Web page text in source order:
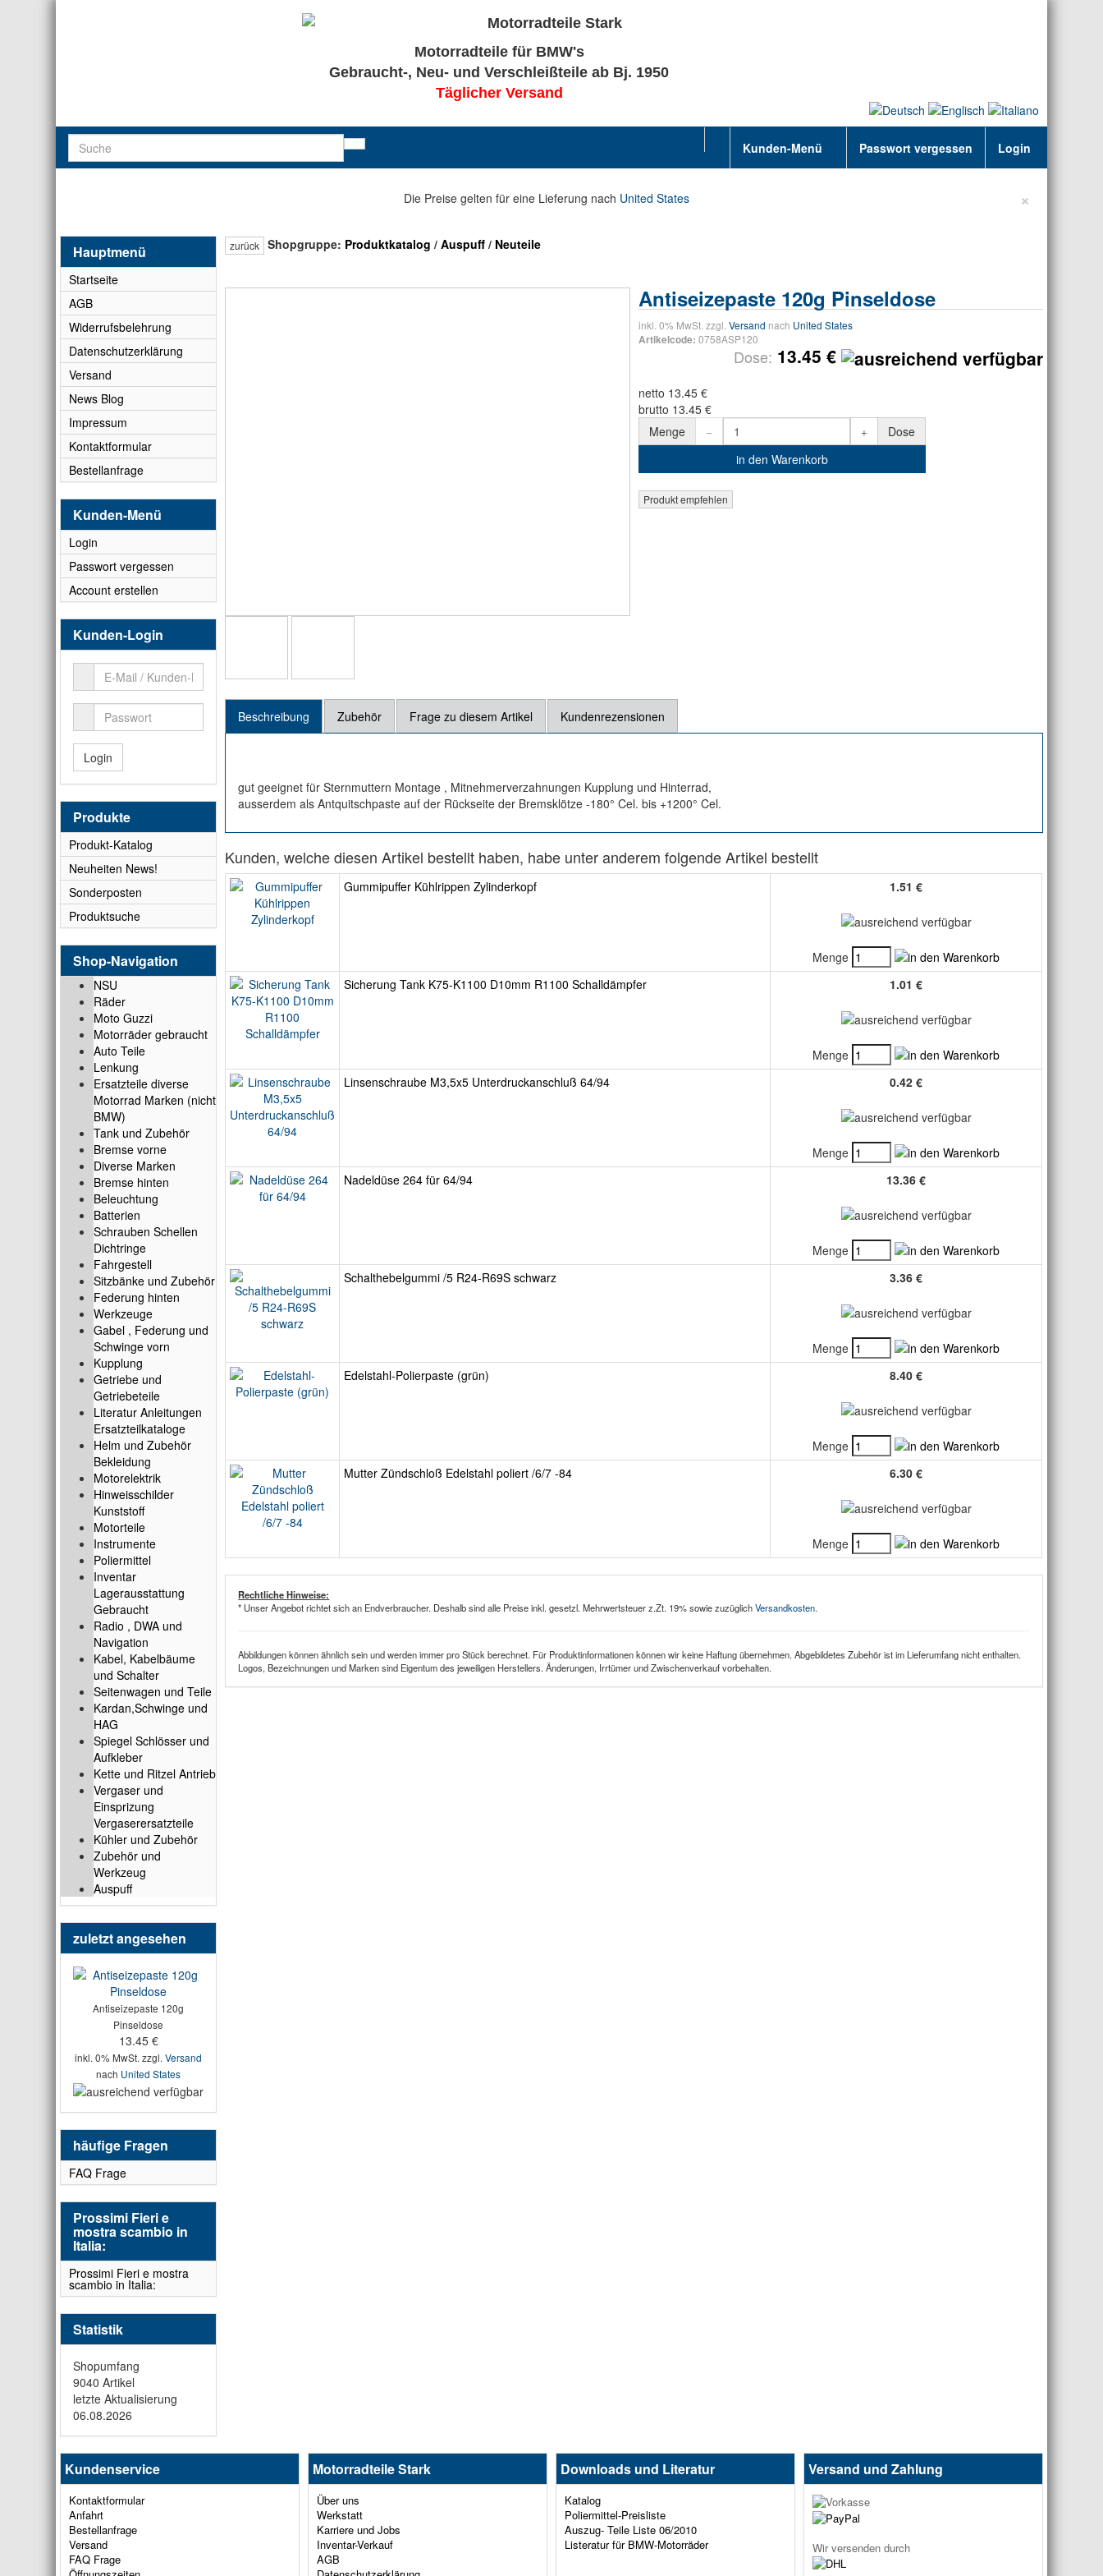
Motorradteile für BMW's
Gebraucht-, Neu- und Verschleißteile ab Bj. 1950
Täglicher Versand
Kunden-Menü Passwort vergessen Login
Die Preise gelten für eine Lieferung nach United States ×
zurück Shopgruppe: Produktkatalog /Auspuff / Neuteile
Antiseizepaste 120g Pinseldose
inkl. 0% MwSt. zzgl. Versand nach United States
Artikelcode: 0758ASP120
Dose: 13.45 €
netto 13.45 €
brutto 13.45 €
Menge
Dose
in den Warenkorb
Beschreibung Zubehör Frage zu diesem Artikel Kundenrezensionen
gut geeignet für Sternmuttern Montage , Mitnehmerverzahnungen Kupplung und Hinterrad,
ausserdem als Antquitschpaste auf der Rückseite der Bremsklötze -180° Cel. bis +1200° Cel.
Kunden, welche diesen Artikel bestellt haben, habe unter anderem folgende Artikel bestellt
Gummipuffer Kühlrippen Zylinderkopf 1.51 €
Menge
Sicherung Tank K75-K1100 D10mm R1100 Schalldämpfer
1.01 €
Menge
Linsenschraube M3,5x5 Unterdruckanschluß 64/94
0.42 €
Menge
Nadeldüse 264 für 64/94
13.36 €
Menge
Schalthebelgummi /5 R24-R69S schwarz
3.36 €
Menge
Edelstahl-Polierpaste (grün)
8.40 €
Menge
Mutter Zündschloß Edelstahl poliert /6/7 -84
6.30 €
Menge
Rechtliche Hinweise:
* Unser Angebot richtet sich an Endverbraucher. Deshalb sind alle Preise inkl. gesetzl. Mehrwertsteuer z.Zt. 19% sowie zuzüglichVersandkosten.
Abbildungen können ähnlich sein und werden immer pro Stück berechnet. Für Produktinformationen können wir keine Haftung übernehmen. Abgebildetes Zubehör ist im Lieferumfang nicht enthalten.
Logos, Bezeichnungen und Marken sind Eigentum des jeweiligen Herstellers. Änderungen, Irrtümer und Zwischenverkauf vorbehalten.
Hauptmenü
Startseite
AGB
Widerrufsbelehrung
Datenschutzerklärung
Versand
News Blog
Impressum
Kontaktformular
Bestellanfrage
Kunden-Menü
Login
Passwort vergessen
Account erstellen
Kunden-Login
Login
Produkte
Produkt-Katalog
Neuheiten News!
Sonderposten
Produktsuche
Shop-Navigation
NSU
Räder
Moto Guzzi
Motorräder gebraucht
Auto Teile
Lenkung
Ersatzteile diverse
Motorrad Marken (nicht
BMW)
Tank und Zubehör
Bremse vorne
Diverse Marken
Bremse hinten
Beleuchtung
Batterien
Schrauben Schellen
Dichtringe
Fahrgestell
Sitzbänke und Zubehör
Federung hinten
Werkzeuge
Gabel , Federung und
Schwinge vorn
Kupplung
Getriebe und
Getriebeteile
Literatur Anleitungen
Ersatzteilkataloge
Helm und Zubehör
Bekleidung
Motorelektrik
Hinweisschilder
Kunststoff
Motorteile
Instrumente
Poliermittel
Inventar
Lagerausstattung
Gebraucht
Radio , DWA und
Navigation
Kabel, Kabelbäume
und Schalter
Seitenwagen und Teile
Kardan,Schwinge und
HAG
Spiegel Schlösser und
Aufkleber
Kette und Ritzel Antrieb
Vergaser und
Einsprizung
Vergaserersatzteile
Kühler und Zubehör
Zubehör und
Werkzeug
Auspuff
zuletzt angesehen
Antiseizepaste 120g
Pinseldose
13.45 €
inkl. 0% MwSt. zzgl.Versand
nach United States
häufige Fragen
FAQ Frage
Prossimi Fieri e
mostra scambio in
Italia:
Prossimi Fieri e mostra
scambio in Italia:
Statistik
Shopumfang
9040 Artikel
letzte Aktualisierung
06.08.2026
Kundenservice
Kontaktformular
Anfahrt
Bestellanfrage
Versand
FAQ Frage
Motorradteile Stark
Über uns
Werkstatt
Karriere und Jobs
Inventar-Verkauf
AGB
Downloads und Literatur
Katalog
Poliermittel-Preisliste
Auszug- Teile Liste 06/2010
Listeratur für BMW-Motorräder
Versand und Zahlung
Wir versenden durch